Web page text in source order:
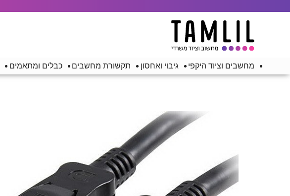
מחשבים וציוד היקפי גיבוי ואחסון תקשורת מחשבים כבלים ומתאמים